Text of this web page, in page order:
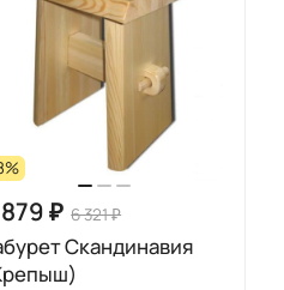
₽ 6 321 ₽
Скандинавия